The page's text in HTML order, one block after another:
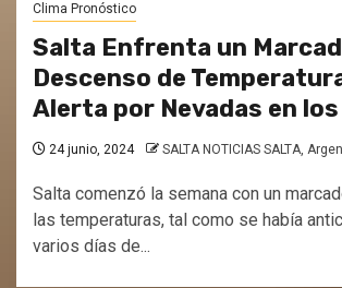
Clima Pronóstico
Salta Enfrenta un
Descenso de
Alerta por Nevadas en
24 junio, 2024 SALTA NOTICIAS SALTA,
Salta comenzó la semana con un
las temperaturas, tal como se había
varios días de...